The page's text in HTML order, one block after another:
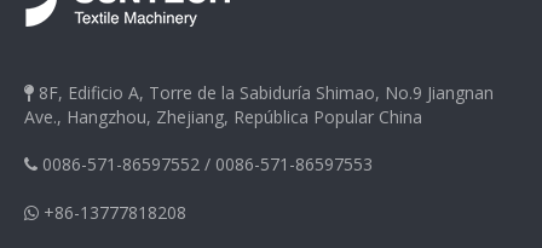
 8F, Edificio A, Torre de la Sabiduría Shimao, No.9 Jiangnan
Ave., Hangzhou, Zhejiang, República Popular China
 0086-571-86597552 / 0086-571-86597553
 +86-13777818208